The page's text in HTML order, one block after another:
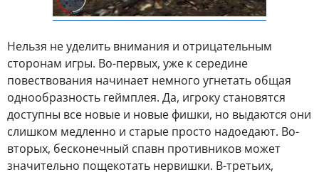
Нельзя не уделить внимания и отрицательным
сторонам игры. Во-первых, уже к середине
повествования начинает немного угнетать общая
однообразность геймплея. Да, игроку становятся
доступны все новые и новые фишки, но выдаются они
слишком медленно и старые просто надоедают. Во-
вторых, бесконечный спавн противников может
значительно пощекотать нервишки. В-третьих,